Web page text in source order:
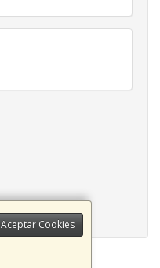
Aceptar Cookies